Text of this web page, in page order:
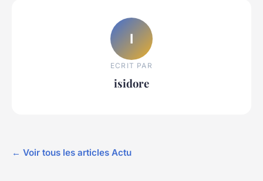
I
ECRIT PAR
isidore
← Voir tous les articles Actu